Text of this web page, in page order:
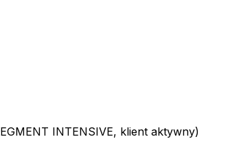
INTENSIVE, klient aktywny)